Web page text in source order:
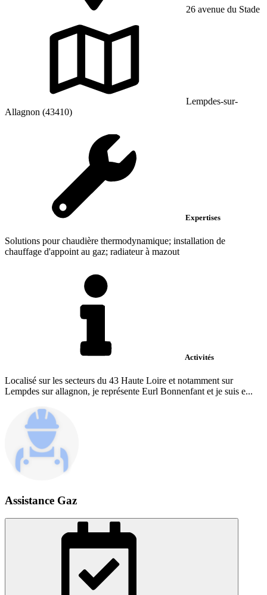
26 avenue du Stade
Lempdes-sur-
Allagnon (43410)
Expertises
Solutions pour chaudière thermodynamique; installation de
chauffage d'appoint au gaz; radiateur à mazout
Activités
Localisé sur les secteurs du 43 Haute Loire et notamment sur
Lempdes sur allagnon, je représente Eurl Bonnenfant et je suis e...
Assistance Gaz